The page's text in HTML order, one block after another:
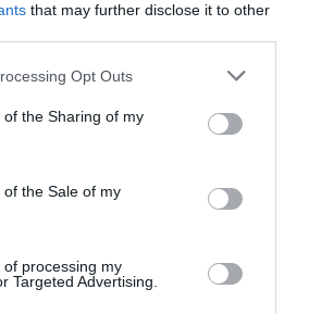
that may further disclose it to other
Opt Outs
the Sharing of my
the Sale of my
processing my
Targeted Advertising.
ha explicado que este
el compromiso del municipio
niños, niñas y adolescentes:
de que los niños, niñas y
mejor sus derechos, vean más
y de esa manera conseguir que
y no solo los ciudadanos del
la infancia y la adolescencia de hoy
y adolescencia de hace unos